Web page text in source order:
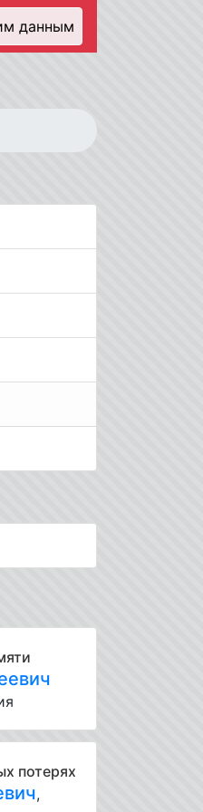
данным
потерях
,